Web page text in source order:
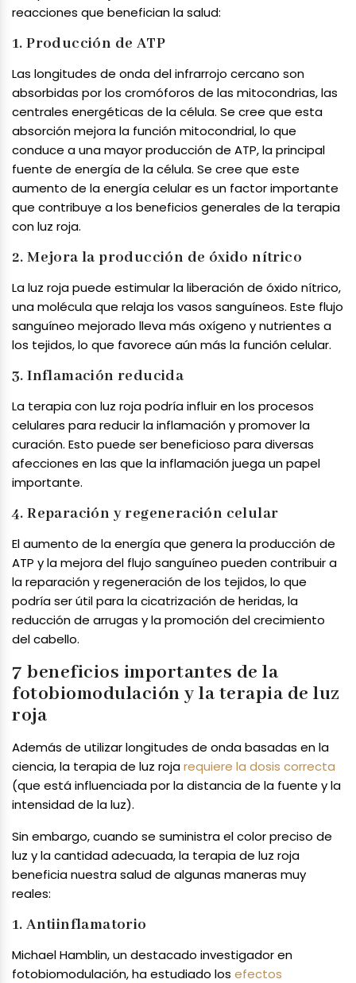
reacciones que benefician la salud:
1. Producción de ATP
Las longitudes de onda del infrarrojo cercano son
absorbidas por los cromóforos de las mitocondrias, las
centrales energéticas de la célula. Se cree que esta
absorción mejora la función mitocondrial, lo que
conduce a una mayor producción de ATP, la principal
fuente de energía de la célula. Se cree que este
aumento de la energía celular es un factor importante
que contribuye a los beneficios generales de la terapia
con luz roja.
2. Mejora la producción de óxido nítrico
La luz roja puede estimular la liberación de óxido nítrico,
una molécula que relaja los vasos sanguíneos. Este flujo
sanguíneo mejorado lleva más oxígeno y nutrientes a
los tejidos, lo que favorece aún más la función celular.
3. Inflamación reducida
La terapia con luz roja podría influir en los procesos
celulares para reducir la inflamación y promover la
curación. Esto puede ser beneficioso para diversas
afecciones en las que la inflamación juega un papel
importante.
4. Reparación y regeneración celular
El aumento de la energía que genera la producción de
ATP y la mejora del flujo sanguíneo pueden contribuir a
la reparación y regeneración de los tejidos, lo que
podría ser útil para la cicatrización de heridas, la
reducción de arrugas y la promoción del crecimiento
del cabello.
7 beneficios importantes de la
fotobiomodulación y la terapia de luz
roja
Además de utilizar longitudes de onda basadas en la
ciencia, la terapia de luz rojarequiere la dosis correcta
(que está influenciada por la distancia de la fuente y la
intensidad de la luz).
Sin embargo, cuando se suministra el color preciso de
luz y la cantidad adecuada, la terapia de luz roja
beneficia nuestra salud de algunas maneras muy
reales:
1. Antiinflamatorio
Michael Hamblin, un destacado investigador en
fotobiomodulación, ha estudiado los efectos